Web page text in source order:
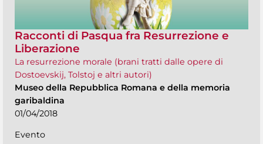
Racconti di Pasqua fra Resurrezione e
Liberazione
La resurrezione morale (brani tratti dalle opere di
Dostoevskij, Tolstoj e altri autori)
Museo della Repubblica Romana e della memoria
garibaldina
01/04/2018
Evento